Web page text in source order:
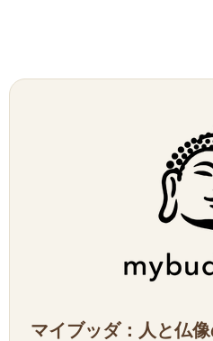
マイブッダ：人と仏